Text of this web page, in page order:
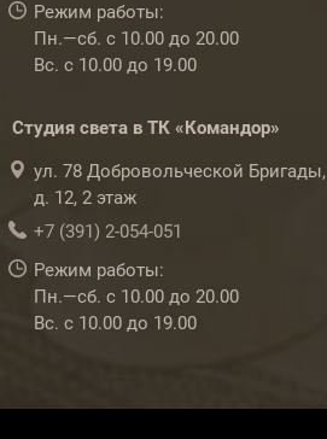
Режим работы:
Пн.—сб. с 10.00 до 20.00
Вс. с 10.00 до 19.00
Студия света в ТК «Командор»
ул. 78 Добровольческой Бригады,
д. 12, 2 этаж
+7 (391) 2-054-051
Режим работы:
Пн.—сб. с 10.00 до 20.00
Вс. с 10.00 до 19.00